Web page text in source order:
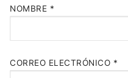
NOMBRE *
CORREO ELECTRÓNICO *